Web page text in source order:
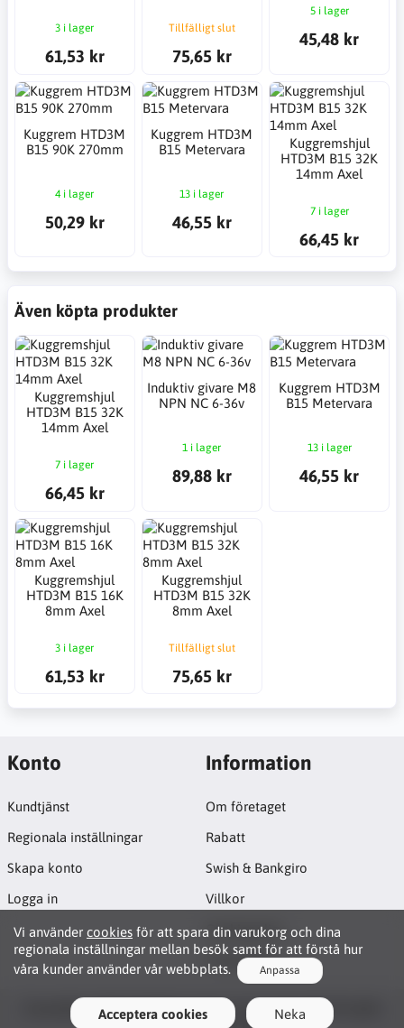
3 i lager
61,53 kr
Tillfälligt slut
75,65 kr
5 i lager
45,48 kr
Kuggrem HTD3M
B15 90K 270mm
4 i lager
50,29 kr
Kuggrem HTD3M
B15 Metervara
13 i lager
46,55 kr
Kuggremshjul
HTD3M B15 32K
14mm Axel
7 i lager
66,45 kr
Även köpta produkter
Kuggremshjul
HTD3M B15 32K
14mm Axel
7 i lager
66,45 kr
Induktiv givare M8
NPN NC 6-36v
1 i lager
89,88 kr
Kuggrem HTD3M
B15 Metervara
13 i lager
46,55 kr
Kuggremshjul
HTD3M B15 16K
8mm Axel
3 i lager
61,53 kr
Kuggremshjul
HTD3M B15 32K
8mm Axel
Tillfälligt slut
75,65 kr
Vi använder cookies för att spara din varukorg och dina
regionala inställningar mellan besök samt för att förstå hur
våra kunder använder vår webbplats.
Anpassa
Functionality Cookies
These cookies enable basic interaction and
Acceptera cookies Neka
Konto
Kundtjänst
Regionala inställningar
Skapa konto
Logga in
Information
Om företaget
Rabatt
Swish & Bankgiro
Villkor
Cookiepolicy
Projektsida
Copyright © 2026 JB CNC & Linear Components AB. All rights
reserved · Powered by
LiteCart®